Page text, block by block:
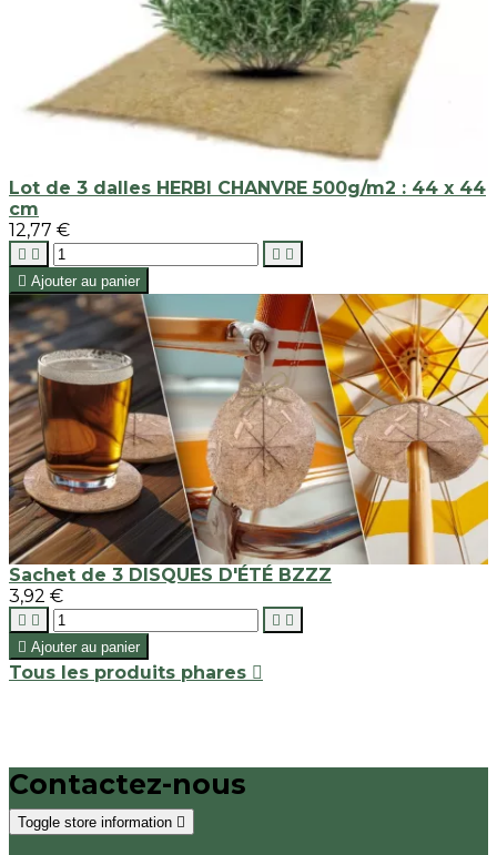
Lot de 3 dalles HERBI CHANVRE 500g/m2 : 44 x 44
cm
12,77 €
   
 Ajouter au panier
Sachet de 3 DISQUES D'ÉTÉ BZZZ
3,92 €
   
 Ajouter au panier
Tous les produits phares 
Contactez-nous
Toggle store information 